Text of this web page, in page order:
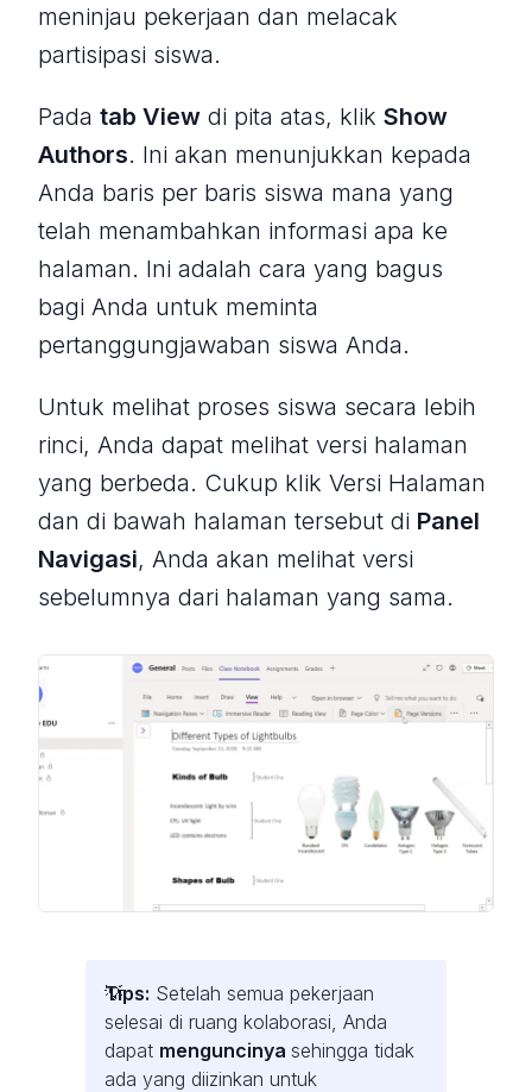
meninjau pekerjaan dan melacak
partisipasi siswa.
Pada tab View di pita atas, klik Show
Authors. Ini akan menunjukkan kepada
Anda baris per baris siswa mana yang
telah menambahkan informasi apa ke
halaman. Ini adalah cara yang bagus
bagi Anda untuk meminta
pertanggungjawaban siswa Anda.
Untuk melihat proses siswa secara lebih
rinci, Anda dapat melihat versi halaman
yang berbeda. Cukup klik Versi Halaman
dan di bawah halaman tersebut di Panel
Navigasi, Anda akan melihat versi
sebelumnya dari halaman yang sama.
Tips: Setelah semua pekerjaan
selesai di ruang kolaborasi, Anda
dapat menguncinya sehingga tidak
ada yang diizinkan untuk